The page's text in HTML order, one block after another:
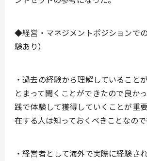
◆経営・マネジメントポジションで
験あり）
・過去の経験から理解していること
とまって聞くことができたので良か
践で体験して獲得していくことが重
在する人は知っておくべきことなので
・経営者として海外で実際に経験さ